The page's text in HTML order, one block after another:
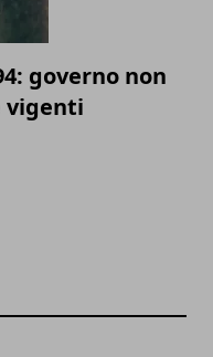
governo non
vigenti